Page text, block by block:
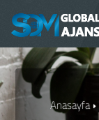
Anasayfa